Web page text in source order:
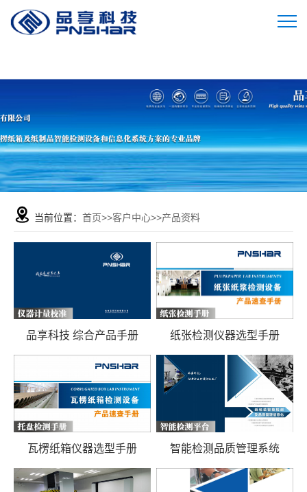
当前位置： 首页>>客户中心>>产品资料
品享科技 综合产品手册 纸张检测仪器选型手册
瓦楞纸箱仪器选型手册 智能检测品质管理系统